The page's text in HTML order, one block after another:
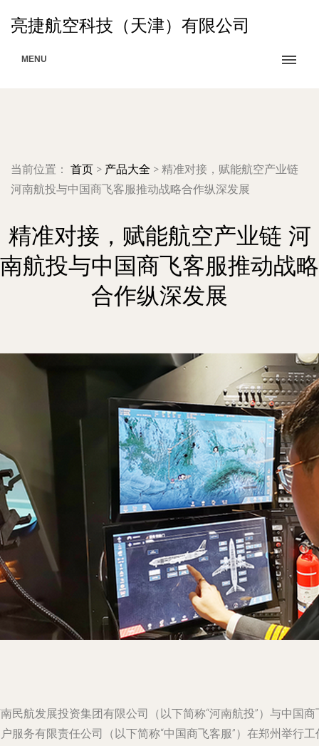
亮捷航空科技（天津）有限公司
MENU
当前位置： 首页 > 产品大全 > 精准对接，赋能航空产业链
河南航投与中国商飞客服推动战略合作纵深发展
精准对接，赋能航空产业链 河
南航投与中国商飞客服推动战略
合作纵深发展
民航发展投资集团有限公司（以下简称“河南航投”）与中国商
服务有限责任公司（以下简称“中国商飞客服”）在郑州举行工